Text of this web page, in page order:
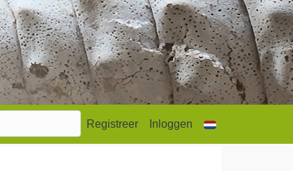
Registreer Inloggen